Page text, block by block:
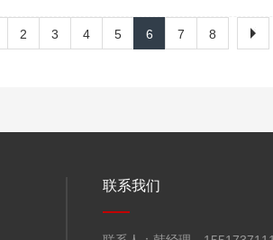
2 3 4 5 6 7 8
联系我们